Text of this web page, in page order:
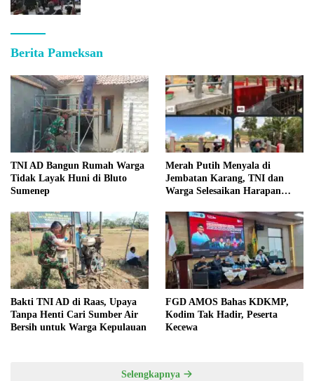
Berita Pameksan
TNI AD Bangun Rumah Warga
Tidak Layak Huni di Bluto
Sumenep
Merah Putih Menyala di
Jembatan Karang, TNI dan
Warga Selesaikan Harapan
Bakti TNI AD di Raas, Upaya
Tanpa Henti Cari Sumber Air
Bersih untuk Warga Kepulauan
FGD AMOS Bahas KDKMP,
Kodim Tak Hadir, Peserta
Kecewa
Selengkapnya